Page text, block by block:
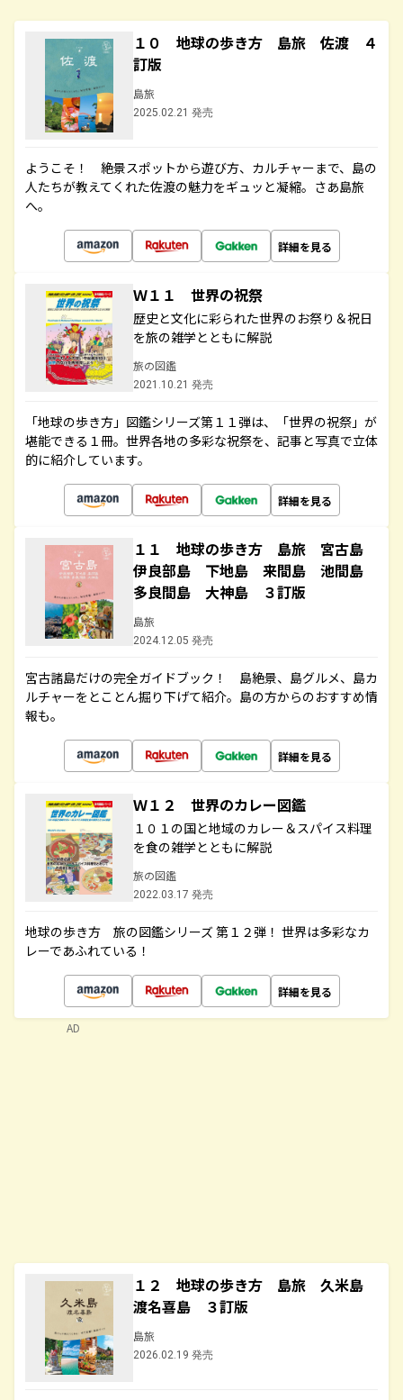
１０ 地球の歩き方 島旅 佐渡 ４
訂版
島旅
2025.02.21 発売
ようこそ！ 絶景スポットから遊び方、カルチャーまで、島の
人たちが教えてくれた佐渡の魅力をギュッと凝縮。さあ島旅
へ。
詳細を見る
Ｗ１１ 世界の祝祭
歴史と文化に彩られた世界のお祭り＆祝日
を旅の雑学とともに解説
旅の図鑑
2021.10.21 発売
「地球の歩き方」図鑑シリーズ第１１弾は、「世界の祝祭」が
堪能できる１冊。世界各地の多彩な祝祭を、記事と写真で立体
的に紹介しています。
詳細を見る
１１ 地球の歩き方 島旅 宮古島
伊良部島 下地島 来間島 池間島
多良間島 大神島 ３訂版
島旅
2024.12.05 発売
宮古諸島だけの完全ガイドブック！ 島絶景、島グルメ、島カ
ルチャーをとことん掘り下げて紹介。島の方からのおすすめ情
報も。
詳細を見る
Ｗ１２ 世界のカレー図鑑
１０１の国と地域のカレー＆スパイス料理
を食の雑学とともに解説
旅の図鑑
2022.03.17 発売
地球の歩き方 旅の図鑑シリーズ 第１２弾！ 世界は多彩なカ
レーであふれている！
詳細を見る
１２ 地球の歩き方 島旅 久米島
渡名喜島 ３訂版
島旅
2026.02.19 発売
AD